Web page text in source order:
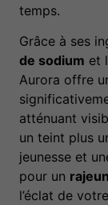
temps.
Grâce à ses
de sodium et
Aurora offre
atténuant
un teint plus
jeunesse et
pour un
l’éclat de